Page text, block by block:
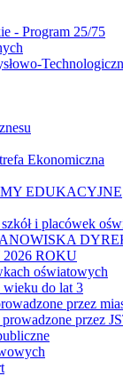
- Program 25/75
Ekonomiczna
EDUKACYJNE
i placówek
ROKU
oświatowych
wieku do lat 3
przez
przez